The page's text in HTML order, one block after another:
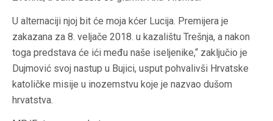
U alternaciji njoj bit će moja kćer Lucija. Premijera je
zakazana za 8. veljače 2018. u kazalištu Trešnja, a nakon
toga predstava će ići među naše iseljenike,“ zaključio je
Dujmović svoj nastup u Bujici, usput pohvalivši Hrvatske
katoličke misije u inozemstvu koje je nazvao dušom
hrvatstva.